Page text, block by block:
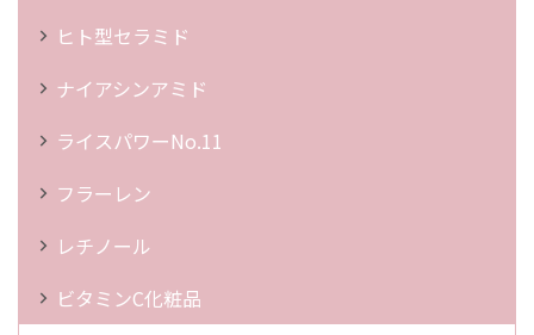
ヒト型セラミド
ナイアシンアミド
ライスパワーNo.11
フラーレン
レチノール
ビタミンC化粧品